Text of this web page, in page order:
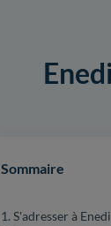
Sommaire
1. S'adresser à